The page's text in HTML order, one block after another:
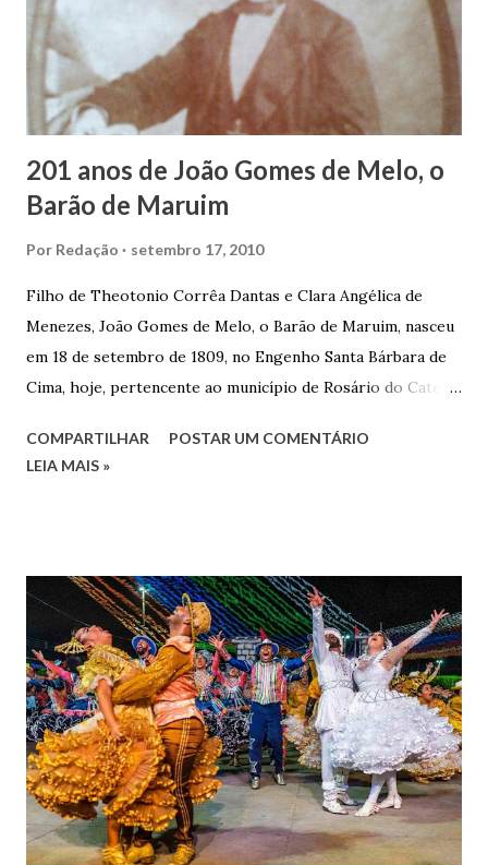
raízes e procuram obscurecer seu passado, orgulhava-se
em defender o pão como garçon, tendo incontáveis vezes
que trabalhar copiosamente fora de seu horário normal em
trocas de gorjetas que c...
201 anos de João Gomes de Melo, o
Barão de Maruim
Por Redação setembro 17, 2010
Filho de Theotonio Corrêa Dantas e Clara Angélica de
Menezes, João Gomes de Melo, o Barão de Maruim, nasceu
em 18 de setembro de 1809, no Engenho Santa Bárbara de
Cima, hoje, pertencente ao município de Rosário do Catete.
José de Faro Leitão, porém o casamento acabou com o
indiciamento para apropriar-se da volumosa herança. Em
1862, transferiu-se para o Rio de Janeiro e casou-se com
uma irmã do Visconde de Uruguai. O Barão de Maruim
apresentou uma grande dedicação à atividade agrícola, que
lhe proporcionou uma grande reserva financeira. João
Gomes de Melo mandou construir a Igreja Matriz de Nosso
Senhor Bom Jesus dos Passos, que foi inaugurada em 1862 e
doada ao vigário Pe. José Joaquim de Vasconcelos. A Igreja
Matriz...
COMPARTILHAR
POSTAR UM COMENTÁRIO
LEIA MAIS »